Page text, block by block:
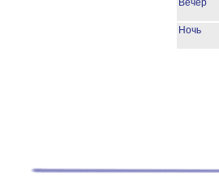
Вечер
Ночь